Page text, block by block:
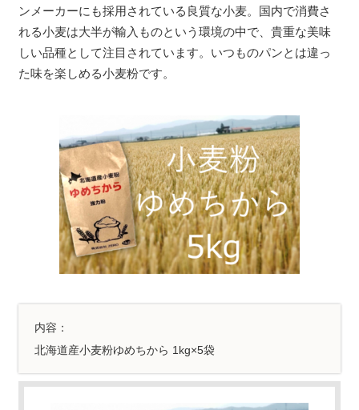
ンメーカーにも採用されている良質な小麦。国内で消費さ
れる小麦は大半が輸入ものという環境の中で、貴重な美味
しい品種として注目されています。いつものパンとは違っ
た味を楽しめる小麦粉です。
内容：
北海道産小麦粉ゆめちから 1kg×5袋